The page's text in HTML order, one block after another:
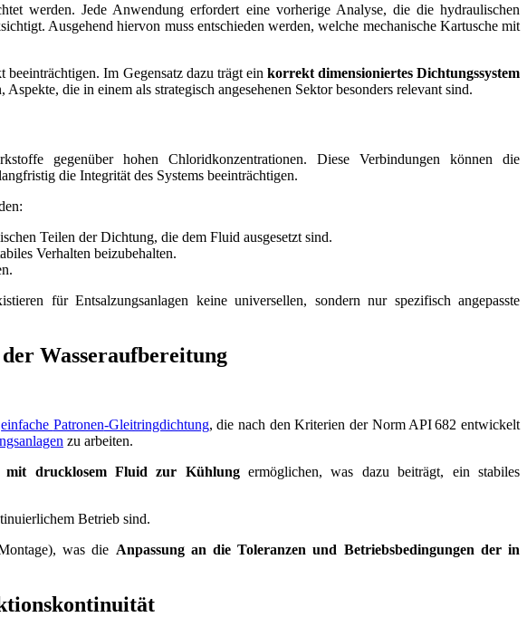
werden. Jede Anwendung erfordert eine vorherige Analyse, die die hydraulischen
Ausgehend hiervon muss entschieden werden, welche mechanische Kartusche mit
Im Gegensatz dazu trägt ein korrekt dimensioniertes Dichtungssystem
die in einem als strategisch angesehenen Sektor besonders relevant sind.
gegenüber hohen Chloridkonzentrationen. Diese Verbindungen können die
die Integrität des Systems beeinträchtigen.
Teilen der Dichtung, die dem Fluid ausgesetzt sind.
Verhalten beizubehalten.
für Entsalzungsanlagen keine universellen, sondern nur spezifisch angepasste
Wasseraufbereitung
einfache Patronen-Gleitringdichtung, die nach den Kriterien der Norm API 682 entwickelt
zu arbeiten.
mit drucklosem Fluid zur Kühlungermöglichen, was dazu beiträgt, ein stabiles
Betrieb sind.
was die Anpassung an die Toleranzen und Betriebsbedingungen der in